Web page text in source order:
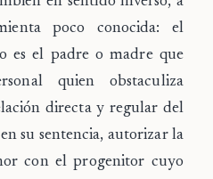
poco conocida: el
es el padre o madre que
quien obstaculiza
directa y regular del
su sentencia, autorizar la
con el progenitor cuyo